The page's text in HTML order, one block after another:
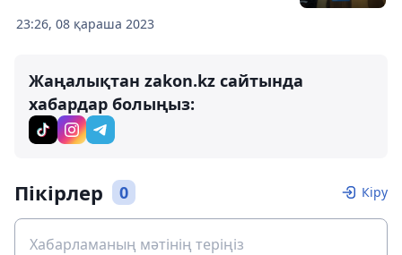
23:26, 08 қараша 2023
Жаңалықтан zakon.kz сайтында
хабардар болыңыз:
Пікірлер 0 Кіру